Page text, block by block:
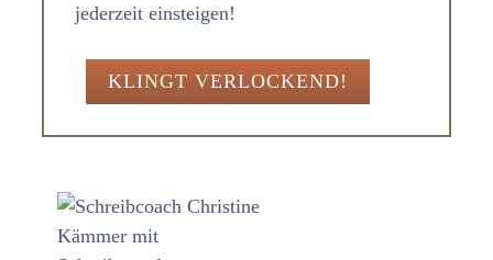
jederzeit einsteigen!
KLINGT VERLOCKEND!